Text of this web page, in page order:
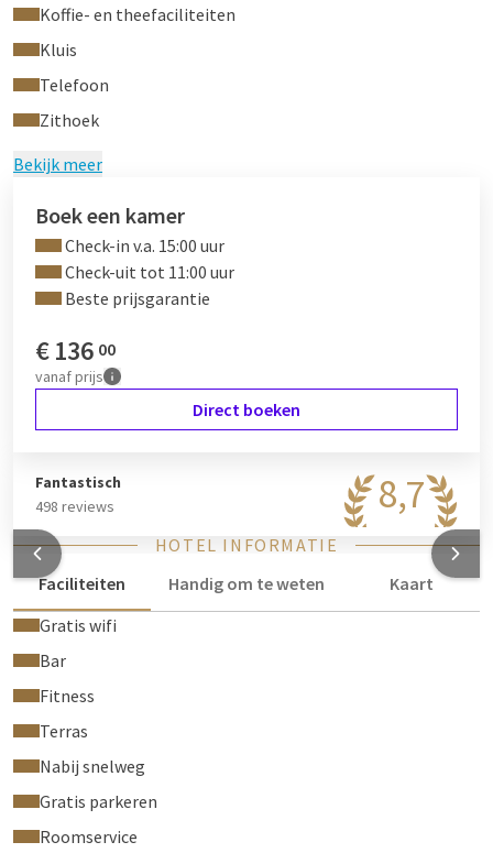
Koffie- en theefaciliteiten
Kluis
Telefoon
Zithoek
Bekijk meer
Boek een kamer
Check-in v.a. 15:00 uur
Check-uit tot 11:00 uur
Beste prijsgarantie
€136 00
vanafprijs
Direct boeken
8,7
Fantastisch
498 reviews
HOTEL INFORMATIE
Faciliteiten
Handig om te weten
Kaart
Gratis wifi
Bar
Fitness
Terras
Nabij snelweg
Gratis parkeren
Roomservice